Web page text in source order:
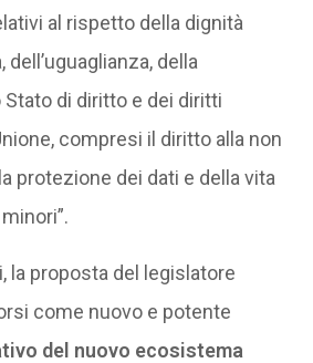
al rispetto della dignità
dell’uguaglianza, della
di diritto e dei diritti
compresi il diritto alla non
protezione dei dati e della vita
la proposta del legislatore
come nuovo e potente
del nuovo ecosistema